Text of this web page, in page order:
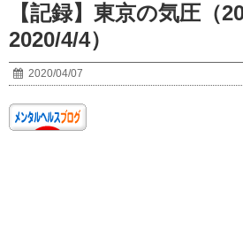
【記録】東京の気圧（
2020/4/4）
2020/04/07